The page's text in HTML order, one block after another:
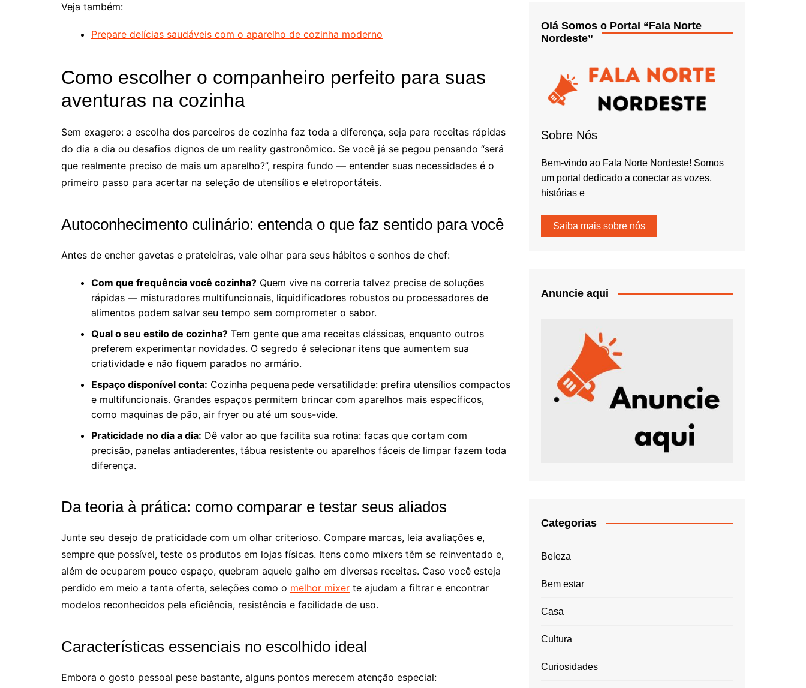
Veja também:
Prepare delícias saudáveis com o aparelho de cozinha moderno
Como escolher o companheiro perfeito para suas
aventuras na cozinha
Sem exagero: a escolha dos parceiros de cozinha faz toda a diferença, seja para receitas rápidas
do dia a dia ou desafios dignos de um reality gastronômico. Se você já se pegou pensando “será
que realmente preciso de mais um aparelho?”, respira fundo — entender suas necessidades é o
primeiro passo para acertar na seleção de utensílios e eletroportáteis.
Autoconhecimento culinário: entenda o que faz sentido para você
Antes de encher gavetas e prateleiras, vale olhar para seus hábitos e sonhos de chef:
Com que frequência você cozinha? Quem vive na correria talvez precise de soluções
rápidas — misturadores multifuncionais, liquidificadores robustos ou processadores de
alimentos podem salvar seu tempo sem comprometer o sabor.
Qual o seu estilo de cozinha? Tem gente que ama receitas clássicas, enquanto outros
preferem experimentar novidades. O segredo é selecionar itens que aumentem sua
criatividade e não fiquem parados no armário.
Espaço disponível conta: Cozinha pequena pede versatilidade: prefira utensílios compactos
e multifuncionais. Grandes espaços permitem brincar com aparelhos mais específicos,
como maquinas de pão, air fryer ou até um sous-vide.
Praticidade no dia a dia: Dê valor ao que facilita sua rotina: facas que cortam com
precisão, panelas antiaderentes, tábua resistente ou aparelhos fáceis de limpar fazem toda
diferença.
Da teoria à prática: como comparar e testar seus aliados
Junte seu desejo de praticidade com um olhar criterioso. Compare marcas, leia avaliações e,
sempre que possível, teste os produtos em lojas físicas. Itens como mixers têm se reinventado e,
além de ocuparem pouco espaço, quebram aquele galho em diversas receitas. Caso você esteja
perdido em meio a tanta oferta, seleções como o melhor mixer te ajudam a filtrar e encontrar
modelos reconhecidos pela eficiência, resistência e facilidade de uso.
Características essenciais no escolhido ideal
Embora o gosto pessoal pese bastante, alguns pontos merecem atenção especial:
Olá Somos o Portal “Fala Norte
Nordeste”
Sobre Nós
Bem-vindo ao Fala Norte Nordeste! Somos
um portal dedicado a conectar as vozes,
histórias e
Saiba mais sobre nós
Anuncie aqui
Categorias
Beleza
Bem estar
Casa
Cultura
Curiosidades